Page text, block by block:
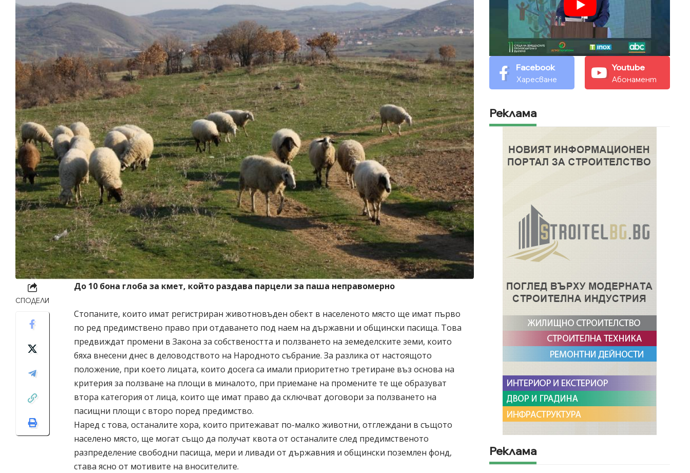
СПОДЕЛИ
До 10 бона глоба за кмет, който раздава парцели за паша неправомерно
Стопаните, които имат регистриран животновъден обект в населеното място ще имат първо
по ред предимствено право при отдаването под наем на държавни и общински пасища. Това
предвиждат промени в Закона за собствеността и ползването на земеделските земи, които
бяха внесени днес в деловодството на Народното събрание. За разлика от настоящото
положение, при което лицата, които досега са имали приоритетно третиране въз основа на
критерия за ползване на площи в миналото, при приемане на промените те ще образуват
втора категория от лица, които ще имат право да сключват договори за ползването на
пасищни площи с второ поред предимство.
Наред с това, останалите хора, които притежават по-малко животни, отглеждани в същото
населено място, ще могат също да получат квота от останалите след предимственото
разпределение свободни пасища, мери и ливади от държавния и общински поземлен фонд,
става ясно от мотивите на вносителите.
Facebook
Харесване
Youtube
Абонамент
Реклама
Реклама